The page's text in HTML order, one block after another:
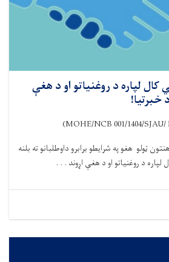
د 1404 مالي کال لپاره د روغنیاتو او د هغې
خبرتیا!
(MOHE/NCB 001/1404/
ټولو هغوپه شرایطو برابروداوطلبانو ته بلنه